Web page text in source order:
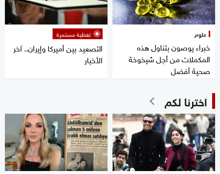
علوم
خبراء يوصون بتناول هذه
المكملات من أجل شيخوخة
صحية أفضل
تغطية مستمرة
التصعيد بين أميركا وإيران.. آخر
الأخبار
اخترنا لكم